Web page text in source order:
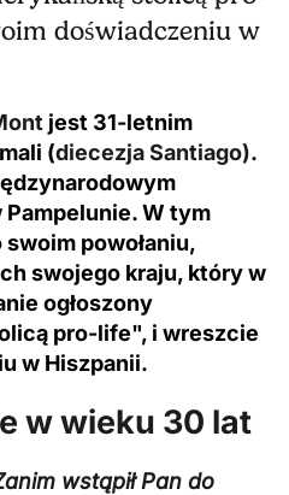
doświadczeniu w
jest 31-letnim
(diecezja Santiago).
Pampelunie. W tym
powołaniu,
swojego kraju, który w
ogłoszony
pro-life", i wreszcie
w Hiszpanii.
w wieku 30 lat
wstąpił Pan do